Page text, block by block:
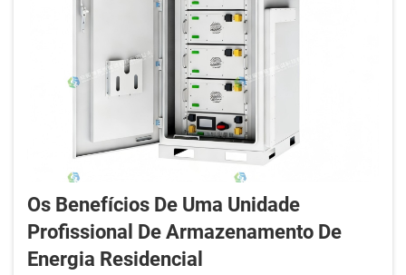
Os Benefícios De Uma Unidade
Profissional De Armazenamento De
Energia Residencial